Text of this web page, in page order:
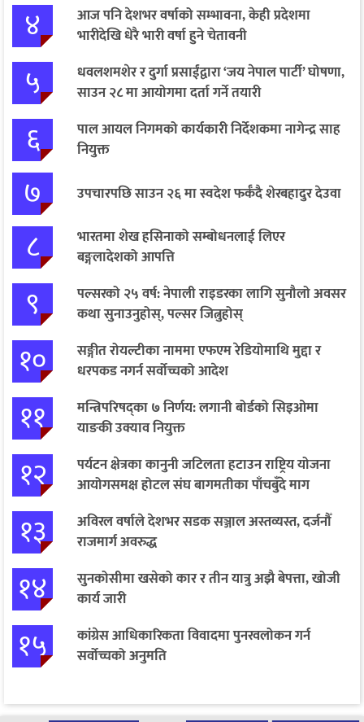
४
आज पनि देशभर वर्षाको सम्भावना, केही प्रदेशमा
भारीदेखि धेरै भारी वर्षा हुने चेतावनी
५
धवलशमशेर र दुर्गा प्रसाईंद्वारा ‘जय नेपाल पार्टी’ घोषणा,
साउन २८ मा आयोगमा दर्ता गर्ने तयारी
६
पाल आयल निगमको कार्यकारी निर्देशकमा नागेन्द्र साह
नियुक्त
७ उपचारपछि साउन २६ मा स्वदेश फर्कँदै शेरबहादुर देउवा
८
भारतमा शेख हसिनाको सम्बोधनलाई लिएर
बङ्गलादेशको आपत्ति
९
पल्सरको २५ वर्ष: नेपाली राइडरका लागि सुनौलो अवसर
कथा सुनाउनुहोस्, पल्सर जित्नुहोस्
१०
सङ्गीत रोयल्टीका नाममा एफएम रेडियोमाथि मुद्दा र
धरपकड नगर्न सर्वोच्चको आदेश
११
मन्त्रिपरिषद्का ७ निर्णय: लगानी बोर्डको सिइओमा
याङकी उक्याव नियुक्त
१२
पर्यटन क्षेत्रका कानुनी जटिलता हटाउन राष्ट्रिय योजना
आयोगसमक्ष होटल संघ बागमतीका पाँचबुँदे माग
१३
अविरल वर्षाले देशभर सडक सञ्जाल अस्तव्यस्त, दर्जनौँ
राजमार्ग अवरुद्ध
१४
सुनकोसीमा खसेको कार र तीन यात्रु अझै बेपत्ता, खोजी
कार्य जारी
१५
कांग्रेस आधिकारिकता विवादमा पुनरवलोकन गर्न
सर्वोच्चको अनुमति